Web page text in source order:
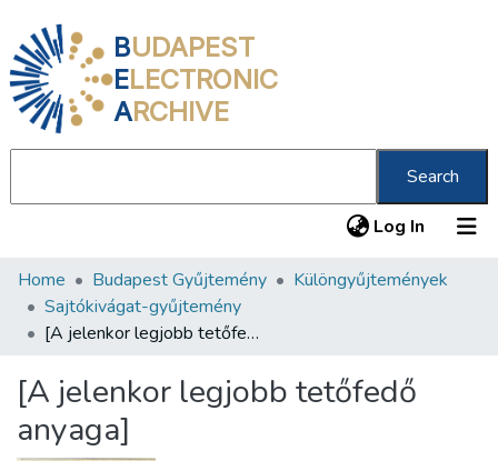
BUDAPEST
ELECTRONIC
ARCHIVE
Search
Log In (current)
Communities & Collections
All of DSpace
About us
Home Budapest Gyűjtemény
Különgyűjtemények
Sajtókivágat-gyűjtemény
[A jelenkor legjobb tetőfedő anyaga]
[A jelenkor legjobb tetőfedő
anyaga]